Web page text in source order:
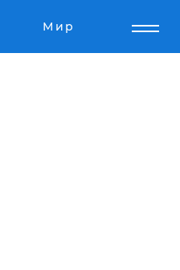
Мир